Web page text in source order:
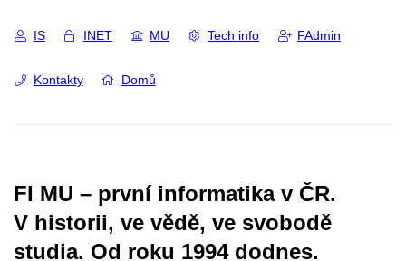
IS INET MU Tech info FAdmin
Kontakty Domů
FI MU – první informatika v ČR.
V historii, ve vědě, ve svobodě
studia. Od roku 1994 dodnes.